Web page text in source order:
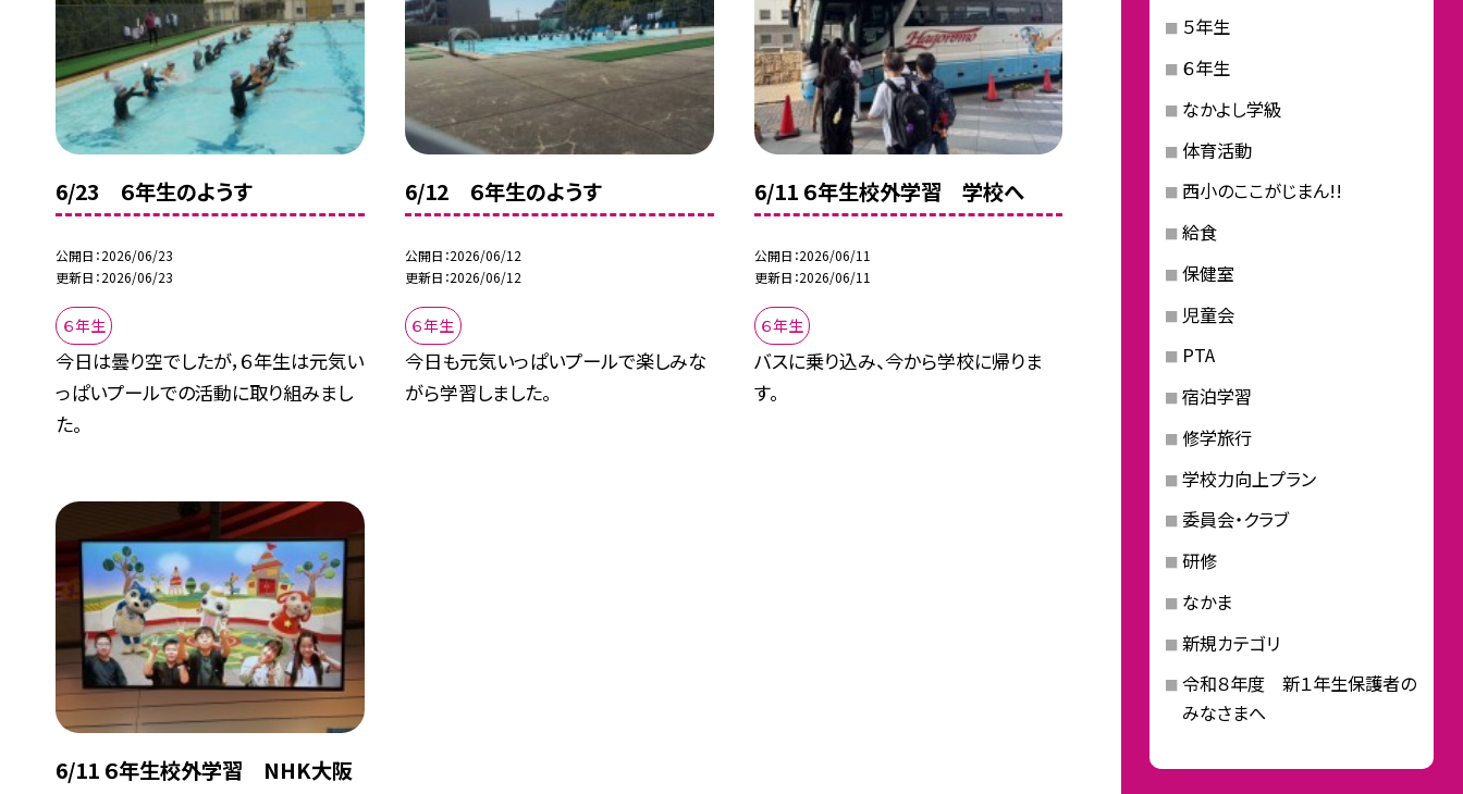
6/23 ６年生のようす
公開日 2026/06/23
更新日 2026/06/23
６年生
今日は曇り空でしたが，６年生は元気い
っぱいプールでの活動に取り組みまし
た。
6/12 ６年生のようす
公開日 2026/06/12
更新日 2026/06/12
６年生
今日も元気いっぱいプールで楽しみな
がら学習しました。
6/11 ６年生校外学習 学校へ
公開日 2026/06/11
更新日 2026/06/11
６年生
バスに乗り込み、今から学校に帰りま
す。
6/11 ６年生校外学習 NHK大阪
５年生
６年生
なかよし学級
体育活動
西小のここがじまん!!
給食
保健室
児童会
PTA
宿泊学習
修学旅行
学校力向上プラン
委員会・クラブ
研修
なかま
新規カテゴリ
令和８年度 新１年生保護者の
みなさまへ